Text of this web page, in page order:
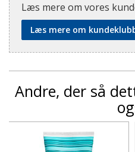
Læs mere om vores
Læs mere om
Andre, der så